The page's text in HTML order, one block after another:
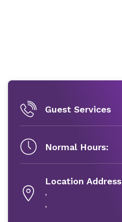
Guest Services
Normal Hours:
Location
,
,